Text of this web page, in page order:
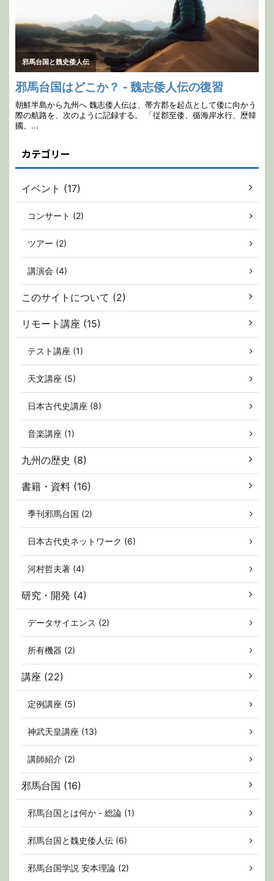
カテゴリー
イベント (17)
コンサート (2)
ツアー (2)
講演会 (4)
このサイトについて (2)
リモート講座 (15)
テスト講座 (1)
天文講座 (5)
日本古代史講座 (8)
音楽講座 (1)
九州の歴史 (8)
書籍・資料 (16)
季刊邪馬台国 (2)
日本古代史ネットワーク (6)
河村哲夫著 (4)
研究・開発 (4)
データサイエンス (2)
所有機器 (2)
講座 (22)
定例講座 (5)
神武天皇講座 (13)
講師紹介 (2)
邪馬台国 (16)
邪馬台国とは何か - 総論 (1)
邪馬台国と魏史倭人伝 (6)
邪馬台国学説 安本理論 (2)